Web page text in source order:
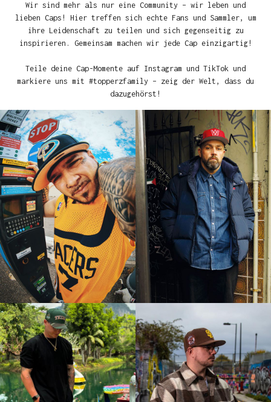
Wir sind mehr als nur eine Community – wir leben und
lieben Caps! Hier treffen sich echte Fans und Sammler, um
ihre Leidenschaft zu teilen und sich gegenseitig zu
inspirieren. Gemeinsam machen wir jede Cap einzigartig!
Teile deine Cap-Momente auf Instagram und TikTok und
markiere uns mit #topperzfamily – zeig der Welt, dass du
dazugehörst!